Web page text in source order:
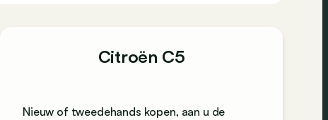
Citroën C5
Nieuw of tweedehands kopen, aan u de